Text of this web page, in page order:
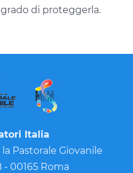
di proteggerla.
Italia
Pastorale Giovanile
- 00165 Roma